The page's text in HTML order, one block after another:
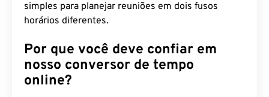
simples para planejar reuniões em dois fusos
horários diferentes.
Por que você deve confiar em
nosso conversor de tempo
online?